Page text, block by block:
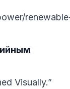
Visually.”